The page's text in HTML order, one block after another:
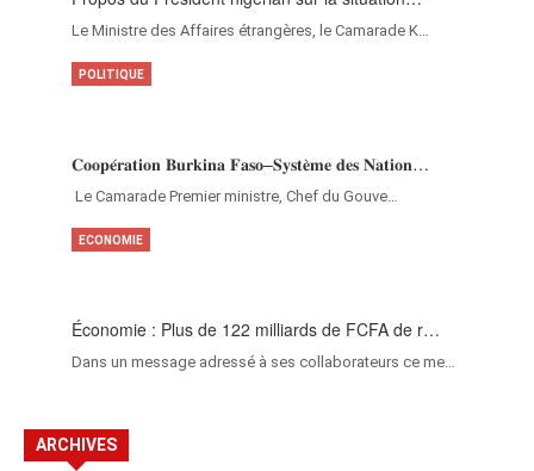
Le Ministre des Affaires étrangères, le Camarade K…
𝐂𝐨𝐨𝐩𝐞́𝐫𝐚𝐭𝐢𝐨𝐧 𝐁𝐮𝐫𝐤𝐢𝐧𝐚 𝐅𝐚𝐬𝐨–𝐒𝐲𝐬𝐭𝐞̀𝐦𝐞 𝐝𝐞𝐬 𝐍𝐚𝐭𝐢𝐨𝐧…
‎Le Camarade Premier ministre, Chef du Gouve…
POLITIQUE
Économie : Plus de 122 milliards de FCFA de r…
Dans un message adressé à ses collaborateurs ce me…
ECONOMIE
ARCHIVES